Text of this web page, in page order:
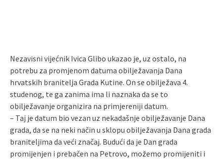
Nezavisni vijećnik Ivica Glibo ukazao je, uz ostalo, na
potrebu za promjenom datuma obilježavanja Dana
hrvatskih branitelja Grada Kutine. On se obilježava 4.
studenog, te ga zanima ima li naznaka da se to
obilježavanje organizira na primjereniji datum.
– Taj je datum bio vezan uz nekadašnje obilježavanje Dana
grada, da se na neki način u sklopu obilježavanja Dana grada
braniteljima da veći značaj. Budući da je Dan grada
promijenjen i prebačen na Petrovo, možemo promijeniti i